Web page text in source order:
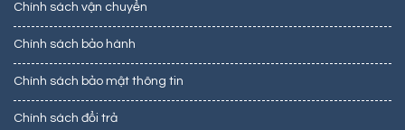
Chính sách vận chuyển
Chính sách bảo hành
Chính sách bảo mật thông tin
Chính sách đổi trả